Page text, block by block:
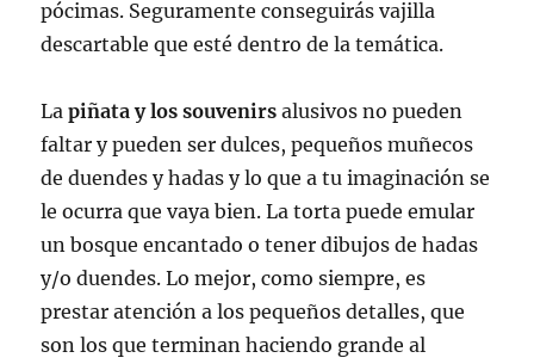
pócimas. Seguramente conseguirás vajilla
descartable que esté dentro de la temática.
Lapiñata y los souvenirs alusivos no pueden
faltar y pueden ser dulces, pequeños muñecos
de duendes y hadas y lo que a tu imaginación se
le ocurra que vaya bien. La torta puede emular
un bosque encantado o tener dibujos de hadas
y/o duendes. Lo mejor, como siempre, es
prestar atención a los pequeños detalles, que
son los que terminan haciendo grande al